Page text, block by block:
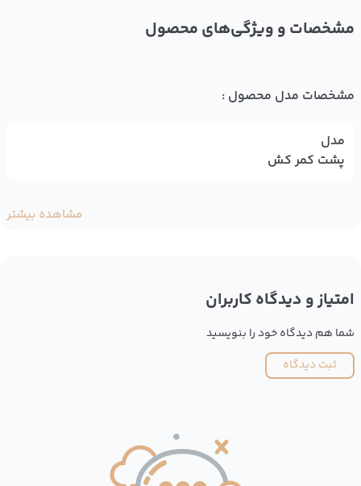
مشخصات و ویژگی‌های محصول
مشخصات مدل محصول :
مدل
پشت کمر کش
مشاهده بیشتر
امتیاز و دیدگاه کاربران
شما هم دیدگاه خود را بنویسید
ثبت دیدگاه